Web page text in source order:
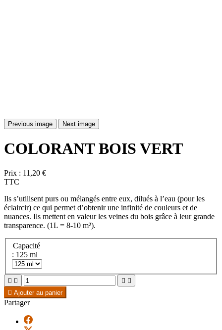
Previous image Next image
COLORANT BOIS VERT
Prix : 11,20 €
TTC
Ils s’utilisent purs ou mélangés entre eux, dilués à l’eau (pour les
éclaircir) ce qui permet d’obtenir une infinité de couleurs et de
nuances. Ils mettent en valeur les veines du bois grâce à leur grande
transparence. (1L = 8-10 m²).
Capacité
: 125 ml
   
 Ajouter au panier
Partager